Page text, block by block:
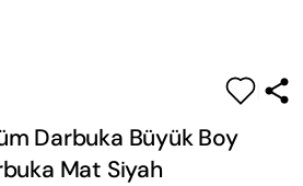
Darbuka Büyük Boy
Mat Siyah